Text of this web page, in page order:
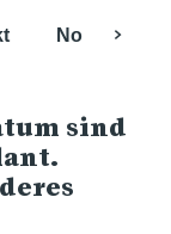
Nov
sind